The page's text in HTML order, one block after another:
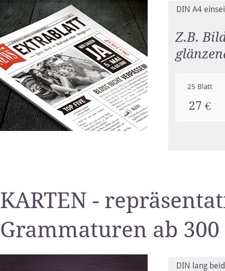
DIN A4
Z.B.
25 Blatt
27 €
KARTEN -
Grammaturen ab 300
DIN lang